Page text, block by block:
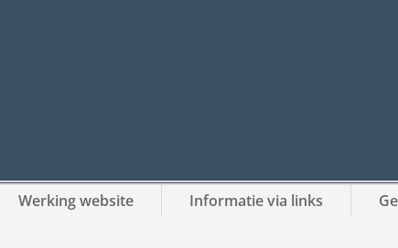
Werking website Informatie via links